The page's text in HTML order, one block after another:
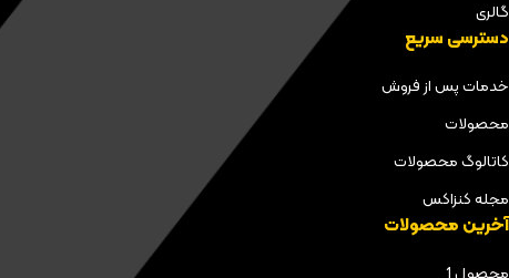
گالری
دسترسی سریع
خدمات پس از فروش
محصولات
کاتالوگ محصولات
مجله کنزاکس
آخرین محصولات